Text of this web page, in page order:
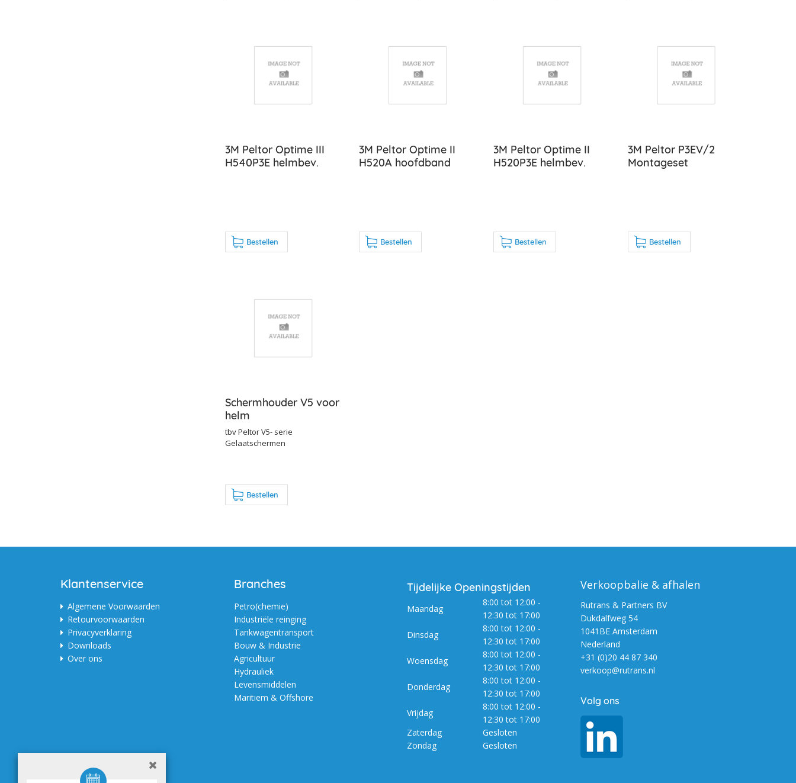
3M Peltor Optime III
H540P3E helmbev.
Bestellen
3M Peltor Optime II
H520A hoofdband
Bestellen
3M Peltor Optime II
H520P3E helmbev.
Bestellen
3M Peltor P3EV/2
Montageset
Bestellen
Schermhouder V5 voor
helm
tbv Peltor V5- serie
Gelaatschermen
Bestellen
Klantenservice
Algemene Voorwaarden
Retourvoorwaarden
Privacyverklaring
Downloads
Over ons
Branches
Petro(chemie)
Industriële reinging
Tankwagentransport
Bouw & Industrie
Agricultuur
Hydrauliek
Levensmiddelen
Maritiem & Offshore
Tijdelijke Openingstijden
Maandag
8:00 tot 12:00 -
12:30 tot 17:00
Dinsdag
8:00 tot 12:00 -
12:30 tot 17:00
Woensdag
8:00 tot 12:00 -
12:30 tot 17:00
Donderdag
8:00 tot 12:00 -
12:30 tot 17:00
Vrijdag
8:00 tot 12:00 -
12:30 tot 17:00
Zaterdag
Gesloten
Zondag
Gesloten
Verkoopbalie & afhalen
Rutrans & Partners BV
Dukdalfweg 54
1041BE Amsterdam
Nederland
+31 (0)20 44 87 340
verkoop@rutrans.nl
Volg ons